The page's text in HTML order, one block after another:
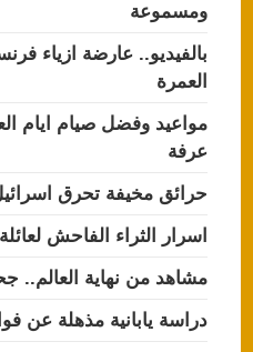
ومسموعة
بالفيديو.. عارضة ازياء
العمرة
مواعيد وفضل صيام ايام
عرفة
حرائق مخيفة تحرق
اسرار الثراء الفاحش
مشاهد من نهاية العالم..
دراسة يابانية مذهلة عن